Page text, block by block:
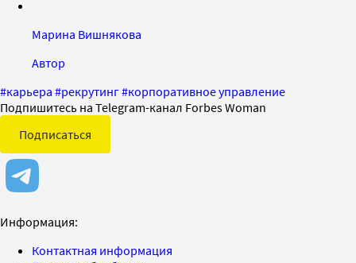
Марина Вишнякова
Автор
#карьера #рекрутинг#корпоративное управление
Подпишитесь на Telegram-канал Forbes Woman
Подписаться
Информация:
Контактная информация